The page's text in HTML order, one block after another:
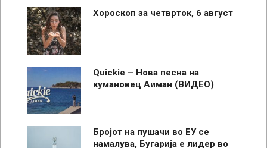
Хороскоп за четврток, 6 август
Quickie – Нова песна на
кумановец Аиман (ВИДЕО)
Бројот на пушачи во ЕУ се
намалува, Бугарија е лидер во